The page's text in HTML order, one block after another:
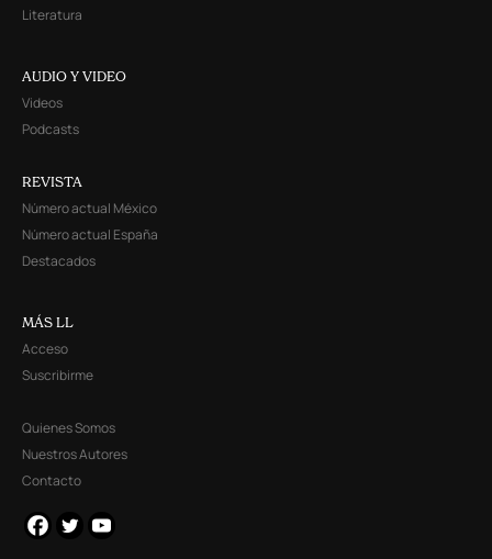
Literatura
AUDIO Y VIDEO
Videos
Podcasts
REVISTA
Número actual México
Número actual España
Destacados
MÁS LL
Acceso
Suscribirme
Quienes Somos
Nuestros Autores
Contacto